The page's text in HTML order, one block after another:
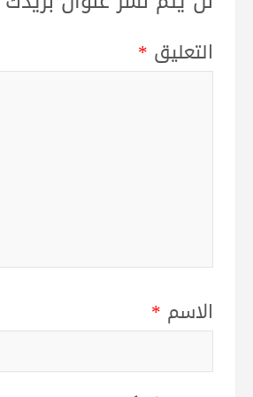
التعليق *
الاسم *